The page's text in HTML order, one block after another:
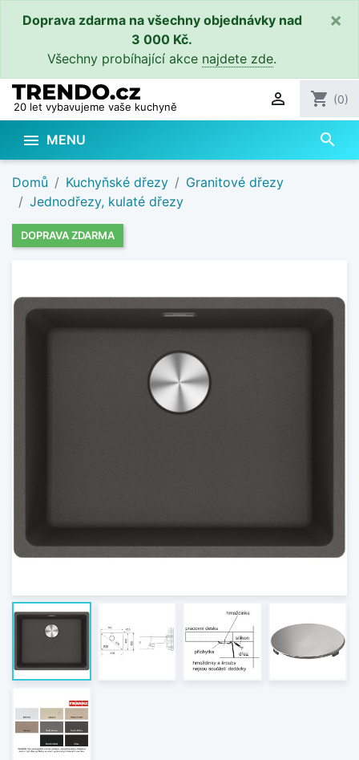
Doprava zdarma na všechny objednávky nad
3 000 Kč.
Všechny probíhající akce najdete zde.
×
20 let vybavujeme vaše kuchyně  shopping_cart (0)
 MENU search
Domů Kuchyňské dřezy
Granitové dřezy
Jednodřezy, kulaté dřezy
DOPRAVA ZDARMA